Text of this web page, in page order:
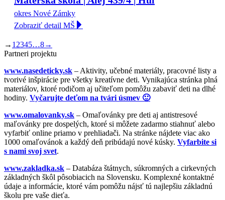
okres Nové Zámky
Zobraziť detail MŠ
→ 1 2345…8→
Partneri projektu
www.nasedeticky.sk – Aktivity, učebné materiály, pracovné listy a
tvorivé inšpirácie pre všetky kreatívne deti. Vynikajúca stránka plná
materiálov, ktoré rodičom aj učiteľom pomôžu zabaviť deti na dlhé
hodiny. Vyčarujte deťom na tvári úsmev 🙂
www.omalovanky.sk – Omaľovánky pre deti aj antistresové
maľovánky pre dospelých, ktoré si môžete zadarmo stiahnuť alebo
vyfarbiť online priamo v prehliadači. Na stránke nájdete viac ako
1000 omaľovánok a každý deň pribúdajú nové kúsky. Vyfarbite si
s nami svoj svet.
www.zakladka.sk – Databáza štátnych, súkromných a cirkevných
základných škôl pôsobiacich na Slovensku. Komplexné kontaktné
údaje a informácie, ktoré vám pomôžu nájsť tú najlepšiu základnú
školu pre vaše dieťa.